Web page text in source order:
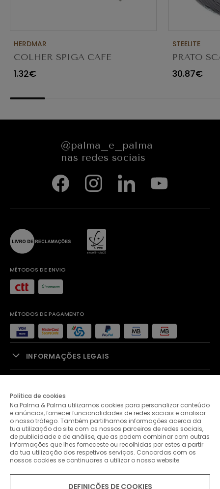
HERDMAR
COLHER SPIGA CAFE
1.32€
STEELITE
PRATO
30.87€
@palma_e_palma
nas redes sociais
MÉTODOS DE ENVIO
MÉTODOS DE PAGAMENTO
INFORMAÇÕES LEGAIS
PALMA & PALMA
APOIO AO CLIENTE
CONTACTOS
Política de cookies
Na Palma & Palma utilizamos cookies para personalizar conteúdo
e anúncios, fornecer funcionalidades de redes sociais e analisar
o nosso tráfego. Também partilhamos informações acerca da
tua utilização do site com os nossos parceiros de redes sociais,
de publicidade e de análise, que as podem combinar com outras
informações que lhes forneceste ou recolhidas por estes a partir
da tua utilização dos respetivos serviços. Concordas com os
nossos cookies se continuares a utilizar o nosso website.
DEFINIÇÕES DE COOKIES